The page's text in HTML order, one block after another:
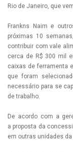
Rio de Janeiro, que
Frankns Naim e
próximas 10
contribuir com vale
cerca de R$ 300 mil
caixas de ferramenta
que foram
necessário para se
de trabalho.
De acordo com a
a proposta da
em outras unidades da